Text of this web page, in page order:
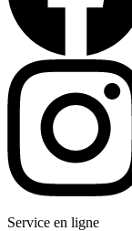
Service en ligne